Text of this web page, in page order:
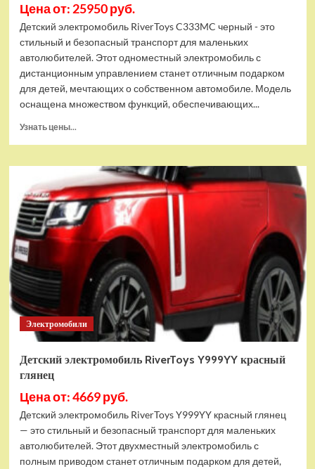
Цена от: 25950 руб.
Детский электромобиль RiverToys C333MC черный - это
стильный и безопасный транспорт для маленьких
автолюбителей. Этот одноместный электромобиль с
дистанционным управлением станет отличным подарком
для детей, мечтающих о собственном автомобиле. Модель
оснащена множеством функций, обеспечивающих...
Узнать цены...
Детский
электромобиль
RiverToys
C333MC
черный
Электромобили
Детский электромобиль RiverToys Y999YY красный
глянец
Цена от: 4669 руб.
Детский электромобиль RiverToys Y999YY красный глянец
— это стильный и безопасный транспорт для маленьких
автолюбителей. Этот двухместный электромобиль с
полным приводом станет отличным подарком для детей,